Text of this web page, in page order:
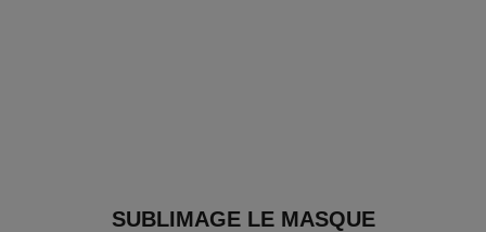
SUBLIMAGE LE MASQUE